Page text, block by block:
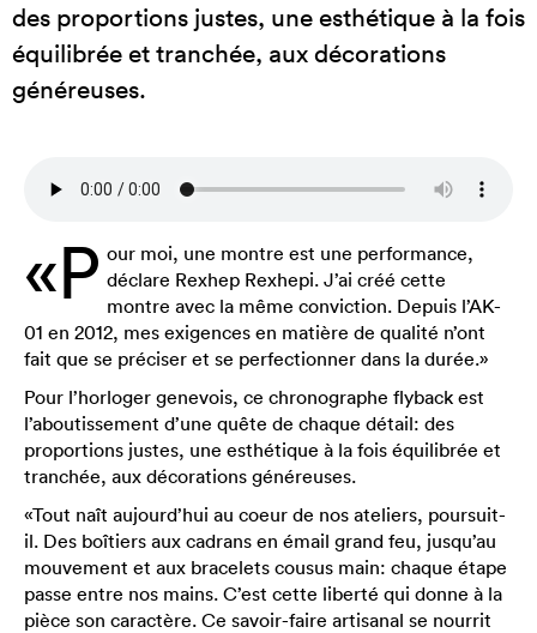
des proportions justes, une esthétique à la fois
équilibrée et tranchée, aux décorations
généreuses.
«P our moi, une montre est une performance,
déclare Rexhep Rexhepi. J’ai créé cette
montre avec la même conviction. Depuis l’AK-
01 en 2012, mes exigences en matière de qualité n’ont
fait que se préciser et se perfectionner dans la durée.»
Pour l’horloger genevois, ce chronographe flyback est
l’aboutissement d’une quête de chaque détail: des
proportions justes, une esthétique à la fois équilibrée et
tranchée, aux décorations généreuses.
«Tout naît aujourd’hui au coeur de nos ateliers, poursuit-
il. Des boîtiers aux cadrans en émail grand feu, jusqu’au
mouvement et aux bracelets cousus main: chaque étape
passe entre nos mains. C’est cette liberté qui donne à la
pièce son caractère. Ce savoir-faire artisanal se nourrit